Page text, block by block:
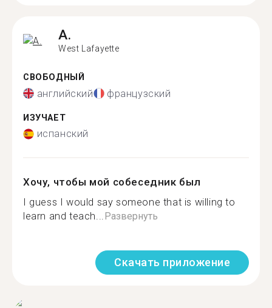
A.
West Lafayette
СВОБОДНЫЙ
английский французский
ИЗУЧАЕТ
испанский
Хочу, чтобы мой собеседник был
I guess I would say someone that is willing to
learn and teach...Развернуть
Скачать приложение